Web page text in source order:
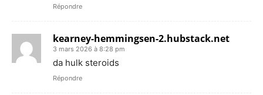
Répondre
kearney-hemmingsen-2.hubstack.net
3 mars 2026 à 8:28 pm
da hulk steroids
Répondre